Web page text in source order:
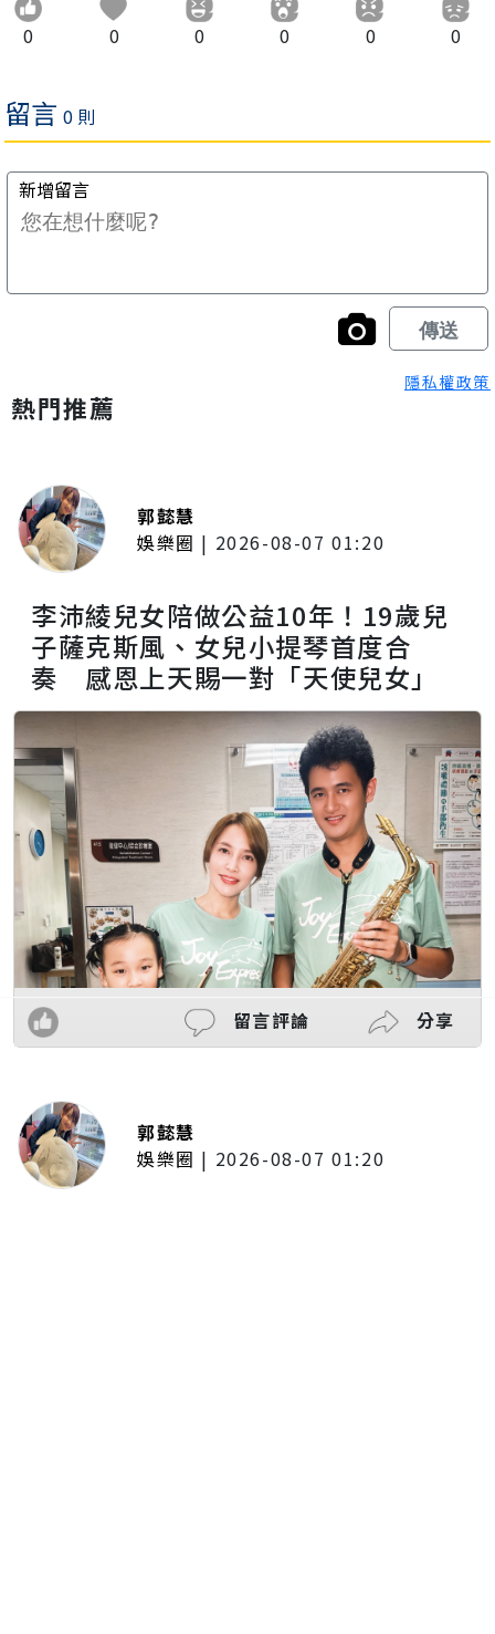
0 0 0 0 0 0
隱私權政策
熱門推薦
郭懿慧
娛樂圈 | 2026-08-07 01:20
李沛綾兒女陪做公益10年！19歲兒
子薩克斯風、女兒小提琴首度合
奏 感恩上天賜一對「天使兒女」
留言評論 分享
郭懿慧
娛樂圈 | 2026-08-07 01:20